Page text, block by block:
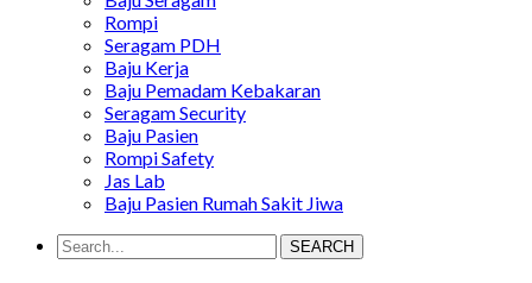
Rompi
Seragam PDH
Baju Kerja
Baju Pemadam Kebakaran
Seragam Security
Baju Pasien
Rompi Safety
Jas Lab
Baju Pasien Rumah Sakit Jiwa
SEARCH